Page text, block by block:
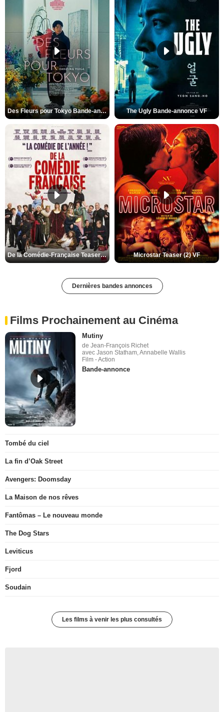
Des Fleurs pour Tokyo Bande-annonce VO STFR The Ugly Bande-annonce VF
De la Comédie-Française Teaser (3) VF Microstar Teaser (2) VF
Dernières bandes annonces
Films Prochainement au Cinéma
Mutiny
de Jean-François Richet
avec Jason Statham, Annabelle Wallis
Film - Action
Bande-annonce
Tombé du ciel
La fin d’Oak Street
Avengers: Doomsday
La Maison de nos rêves
Fantômas – Le nouveau monde
The Dog Stars
Leviticus
Fjord
Soudain
Les films à venir les plus consultés